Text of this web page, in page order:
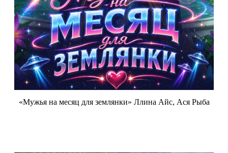
«Мужья на месяц для землянки» Ллина Айс, Ася Рыба